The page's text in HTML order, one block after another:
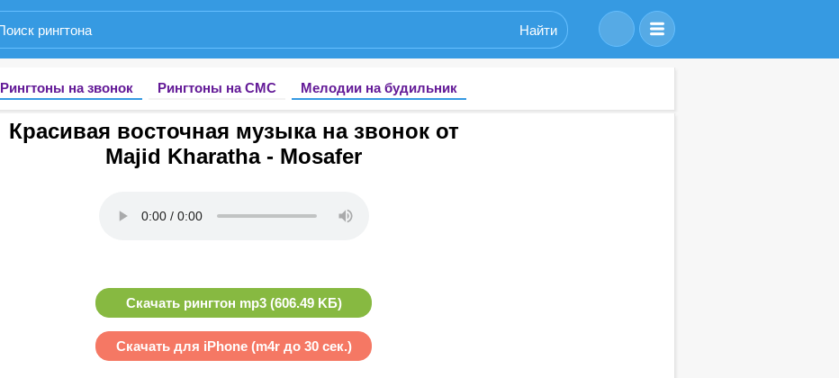
Найти
Рингтоны на звонок Рингтоны на СМС Мелодии на будильник
Красивая восточная музыка на звонок от
Majid Kharatha - Mosafer
Скачать рингтон mp3 (606.49 KБ)
Скачать для iPhone (m4r до 30 сек.)